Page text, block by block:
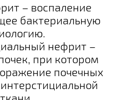
– воспаление
бактериальную
нефрит –
при котором
почечных